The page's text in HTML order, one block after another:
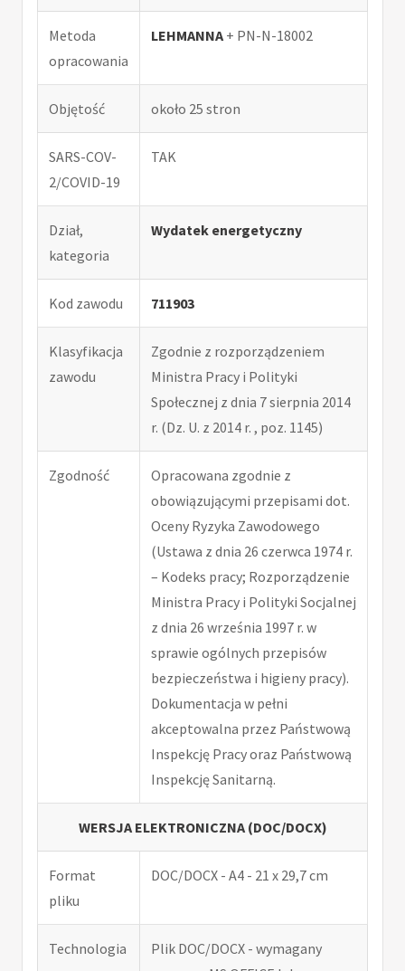
Metoda
opracowania
LEHMANNA + PN-N-18002
Objętość około 25 stron
SARS-COV-
2/COVID-19
TAK
Dział,
kategoria
Wydatek energetyczny
Kod zawodu 711903
Klasyfikacja
zawodu
Zgodnie z rozporządzeniem
Ministra Pracy i Polityki
Społecznej z dnia 7 sierpnia 2014
r. (Dz. U. z 2014 r. , poz. 1145)
Zgodność
Opracowana zgodnie z
obowiązującymi przepisami dot.
Oceny Ryzyka Zawodowego
(Ustawa z dnia 26 czerwca 1974 r.
– Kodeks pracy; Rozporządzenie
Ministra Pracy i Polityki Socjalnej
z dnia 26 września 1997 r. w
sprawie ogólnych przepisów
bezpieczeństwa i higieny pracy).
Dokumentacja w pełni
akceptowalna przez Państwową
Inspekcję Pracy oraz Państwową
Inspekcję Sanitarną.
WERSJA ELEKTRONICZNA (DOC/DOCX)
Format
pliku
DOC/DOCX - A4 - 21 x 29,7 cm
Technologia
Plik DOC/DOCX - wymagany